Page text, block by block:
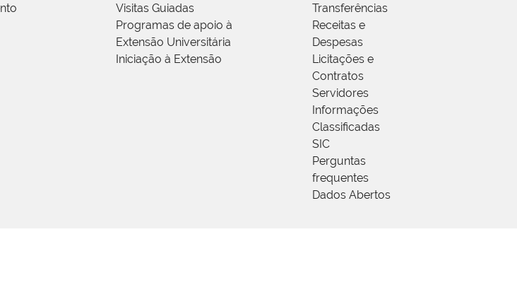
Visitas Guiadas
Programas de apoio à
Extensão Universitária
Iniciação à Extensão
Transferências
Receitas e
Despesas
Licitações e
Contratos
Servidores
Informações
Classificadas
SIC
Perguntas
frequentes
Dados Abertos